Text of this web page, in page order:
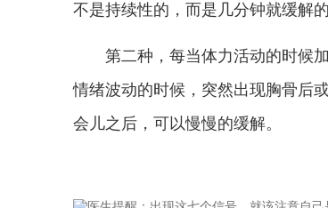
不是持续性的，而是几分钟就缓解
第二种，每当体力活动的时候
情绪波动的时候，突然出现胸骨后
会儿之后，可以慢慢的缓解。